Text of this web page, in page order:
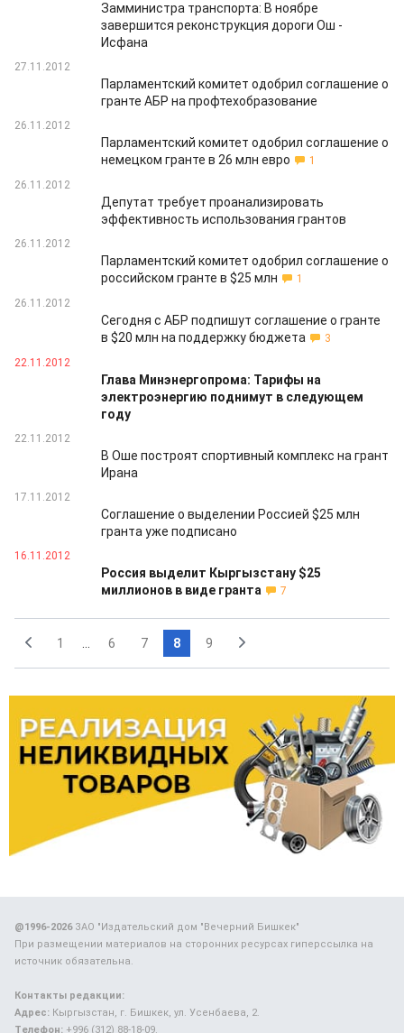
Замминистра транспорта: В ноябре
завершится реконструкция дороги Ош -
Исфана
27.11.2012
Парламентский комитет одобрил соглашение о
гранте АБР на профтехобразование
26.11.2012
Парламентский комитет одобрил соглашение о
немецком гранте в 26 млн евро
1
26.11.2012
Депутат требует проанализировать
эффективность использования грантов
26.11.2012
Парламентский комитет одобрил соглашение о
российском гранте в $25 млн
1
26.11.2012
Сегодня с АБР подпишут соглашение о гранте
в $20 млн на поддержку бюджета
3
22.11.2012
Глава Минэнергопрома: Тарифы на
электроэнергию поднимут в следующем
году
22.11.2012
В Оше построят спортивный комплекс на грант
Ирана
17.11.2012
Соглашение о выделении Россией $25 млн
гранта уже подписано
16.11.2012
Россия выделит Кыргызстану $25
миллионов в виде гранта
7
1 6 7 8 9
@1996-2026ЗАО "Издательский дом "Вечерний Бишкек"
При размещении материалов на сторонних ресурсах гиперссылка на
источник обязательна.
Контакты редакции:
Адрес: Кыргызстан, г. Бишкек, ул. Усенбаева, 2.
Телефон: +996 (312) 88-18-09.